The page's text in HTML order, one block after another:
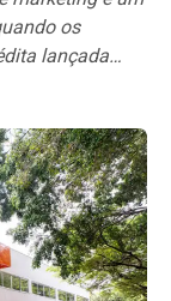
os
lançada